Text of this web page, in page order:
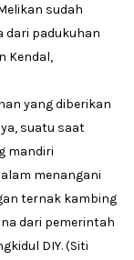
sudah
dari padukuhan
Kendal,
yang diberikan
suatu saat
mandiri
menangani
ternak kambing
dari pemerintah
DIY. (Siti